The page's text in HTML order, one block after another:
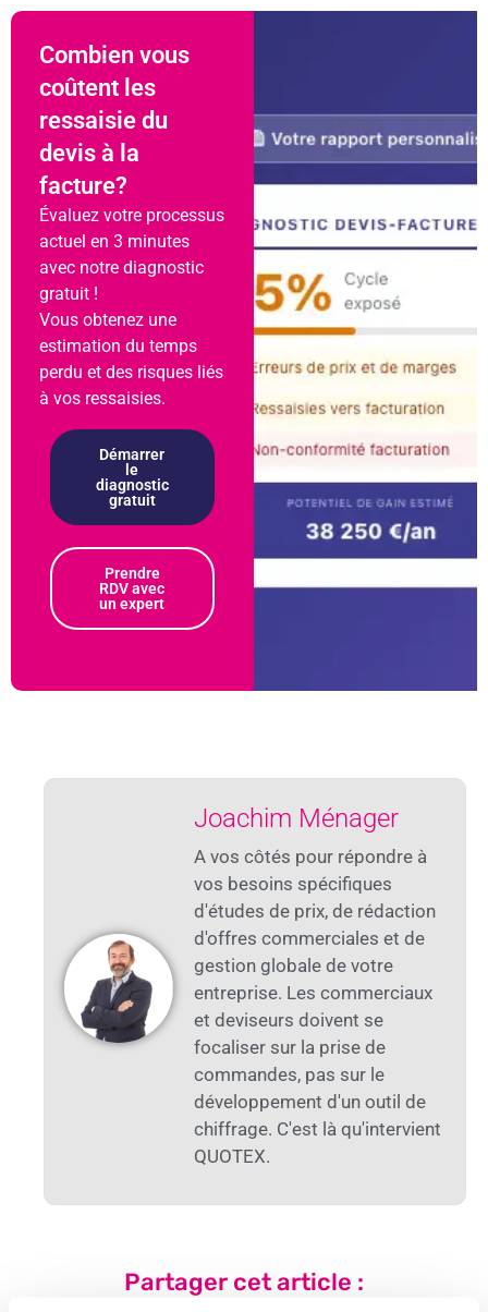
Combien vous
coûtent les
ressaisie du
devis à la
facture?
Évaluez votre processus
actuel en 3 minutes
avec notre diagnostic
gratuit !
Vous obtenez une
estimation du temps
perdu et des risques liés
à vos ressaisies.
Démarrer
le
diagnostic
gratuit
Prendre
RDV avec
un expert
Joachim Ménager
A vos côtés pour répondre à
vos besoins spécifiques
d'études de prix, de rédaction
d'offres commerciales et de
gestion globale de votre
entreprise. Les commerciaux
et deviseurs doivent se
focaliser sur la prise de
commandes, pas sur le
développement d'un outil de
chiffrage. C'est là qu'intervient
QUOTEX.
Partager cet article :